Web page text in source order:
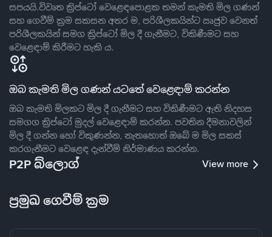
සපයයි.විවෘත ක්‍රිප්ටෝ වෙළෙඳපොළක තමන් කැමති මිල ගණන්
සහ ගෙවීම් ක්‍රම සකසන අතර ම, පරිශීලකයින්ට ඍජුව වෙනත්
පරිශීලකයින් සමග ක්‍රිප්ටෝ මිල දී ගැනීමට, විකිණීමට සහ
වෙළෙඳාම් කිරීමට හැකි ය.
ඔබ කැමති මිල ගණන් යටතේ වෙළෙඳාම් කරන්න
ඔබ කැමති මිලකට මිල දී ගැනීමට සහ විකිණීමට ඇති නිදහස
සමගග ක්‍රිප්ටෝ මුදල් වෙළෙඳාම් කරන්න. පවතින දීමනාවලින්
මිල දී ගන්න හෝ විකුණන්න, නැතහොත් ඔබේ ම මිල සකස්
කරගැනීමට වෙළෙඳ දැන්වීම් නිර්මාණය කරන්න.
P2P බ්ලොග් View more
ප්‍රමුඛ ගෙවීම් ක්‍රම